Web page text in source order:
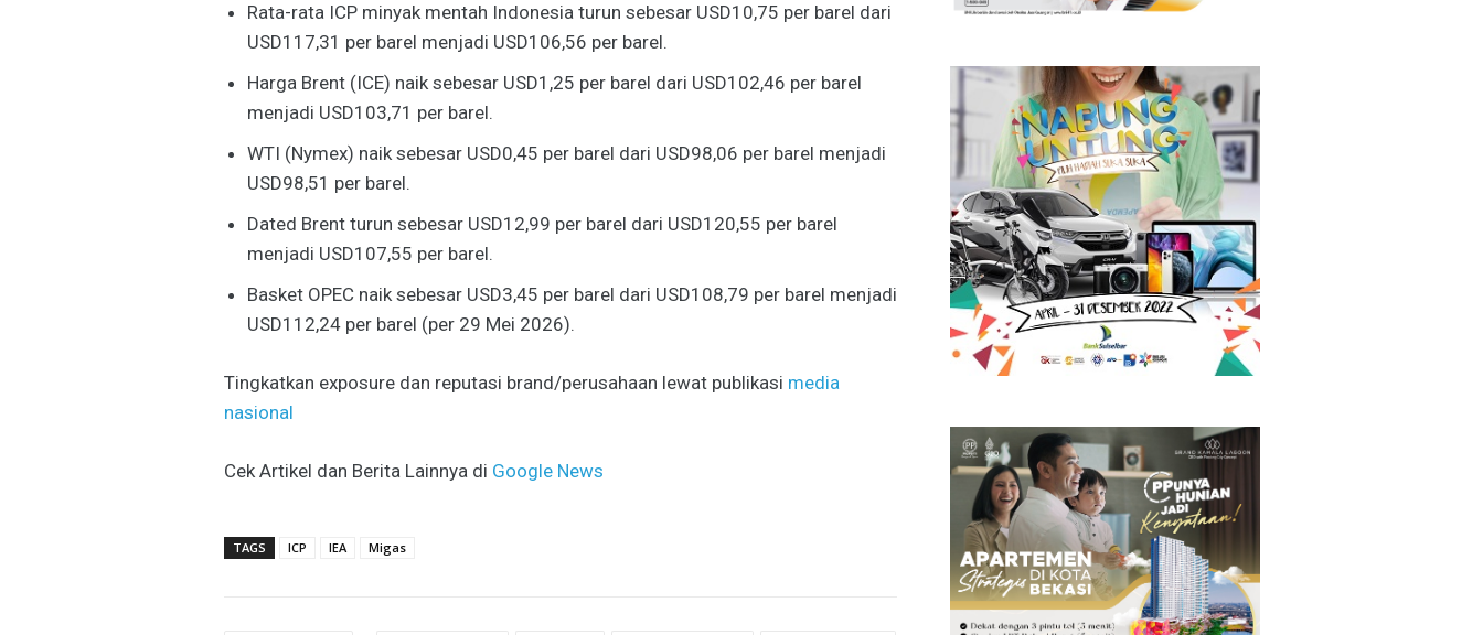
Rata-rata ICP minyak mentah Indonesia turun sebesar USD10,75 per barel dari
USD117,31 per barel menjadi USD106,56 per barel.
Harga Brent (ICE) naik sebesar USD1,25 per barel dari USD102,46 per barel
menjadi USD103,71 per barel.
WTI (Nymex) naik sebesar USD0,45 per barel dari USD98,06 per barel menjadi
USD98,51 per barel.
Dated Brent turun sebesar USD12,99 per barel dari USD120,55 per barel
menjadi USD107,55 per barel.
Basket OPEC naik sebesar USD3,45 per barel dari USD108,79 per barel menjadi
USD112,24 per barel (per 29 Mei 2026).
Tingkatkan exposure dan reputasi brand/perusahaan lewat publikasi media
nasional
Cek Artikel dan Berita Lainnya di Google News
TAGS ICP IEA Migas